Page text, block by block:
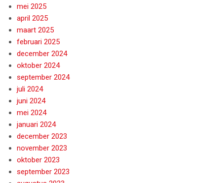
mei 2025
april 2025
maart 2025
februari 2025
december 2024
oktober 2024
september 2024
juli 2024
juni 2024
mei 2024
januari 2024
december 2023
november 2023
oktober 2023
september 2023